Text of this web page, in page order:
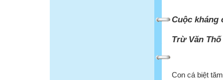
Cuộc kháng
Trừ Văn
Con cá biệt tăm